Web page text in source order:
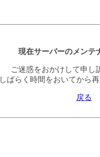
現在サーバーのメンテ
ご迷惑をおかけして申し
しばらく時間をおいてから
戻る